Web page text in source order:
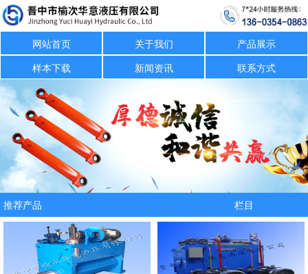
网站首页 关于我们
产品展示
样本下载
新闻资讯 联系方式
推荐产品 栏目